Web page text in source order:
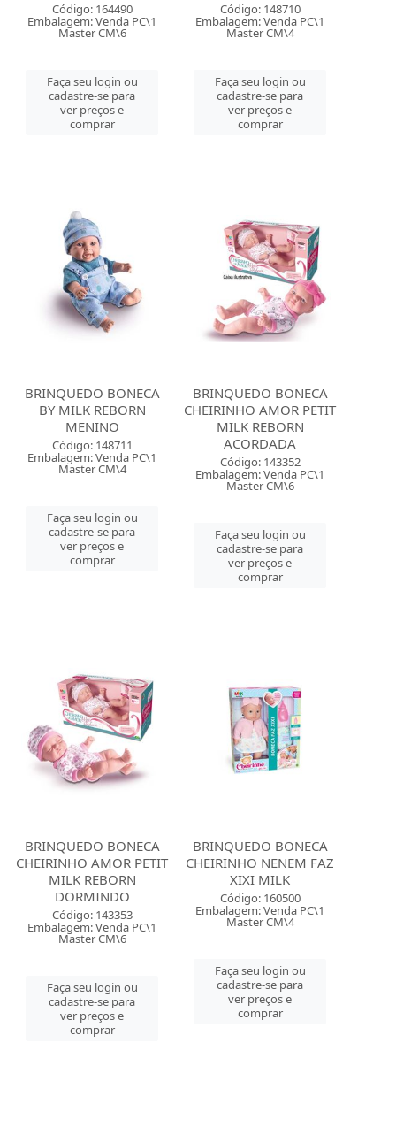
Código: 164490
Embalagem: Venda PC\1
Master CM\6
Faça seu login ou
cadastre-se para
ver preços e
comprar
Código: 148710
Embalagem: Venda PC\1
Master CM\4
Faça seu login ou
cadastre-se para
ver preços e
comprar
BRINQUEDO BONECA
BY MILK REBORN
MENINO
Código: 148711
Embalagem: Venda PC\1
Master CM\4
Faça seu login ou
cadastre-se para
ver preços e
comprar
BRINQUEDO BONECA
CHEIRINHO AMOR PETIT
MILK REBORN
ACORDADA
Código: 143352
Embalagem: Venda PC\1
Master CM\6
Faça seu login ou
cadastre-se para
ver preços e
comprar
BRINQUEDO BONECA
CHEIRINHO AMOR PETIT
MILK REBORN
DORMINDO
Código: 143353
Embalagem: Venda PC\1
Master CM\6
Faça seu login ou
cadastre-se para
ver preços e
comprar
BRINQUEDO BONECA
CHEIRINHO NENEM FAZ
XIXI MILK
Código: 160500
Embalagem: Venda PC\1
Master CM\4
Faça seu login ou
cadastre-se para
ver preços e
comprar